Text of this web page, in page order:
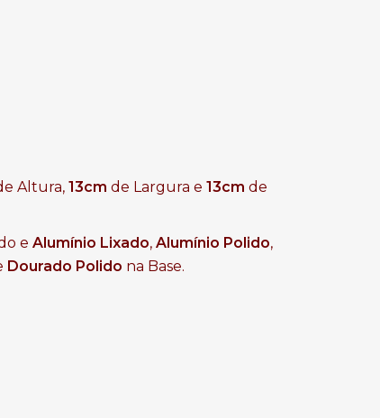
Altura, 13cm de Largura e 13cm de
e Alumínio Lixado, Alumínio Polido,
Dourado Polido na Base.